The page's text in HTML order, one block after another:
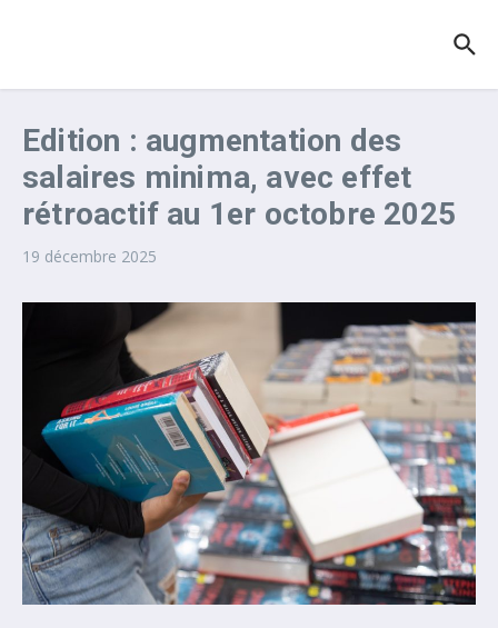
Edition : augmentation des
salaires minima, avec effet
rétroactif au 1er octobre 2025
19 décembre 2025